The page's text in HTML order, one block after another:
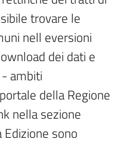
trovare le
nell eversioni
dei dati e
ambiti
della Regione
nella sezione
sono